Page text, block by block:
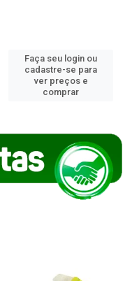
Faça seu login ou
cadastre-se para
ver preços e
comprar